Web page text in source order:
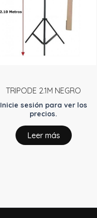
TRIPODE 2.1M NEGRO
Inicie sesión para ver los
precios.
Leer más